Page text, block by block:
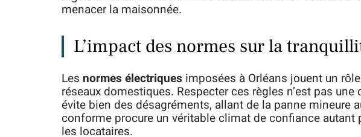
menacer la maisonnée.
L’impact des normes sur la
Les normes électriques imposées à Orléans jouent un
réseaux domestiques. Respecter ces règles n’est pas
évite bien des désagréments, allant de la panne mineure
conforme procure un véritable climat de confiance autant
les locataires.